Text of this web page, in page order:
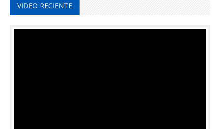
VIDEO RECIENTE